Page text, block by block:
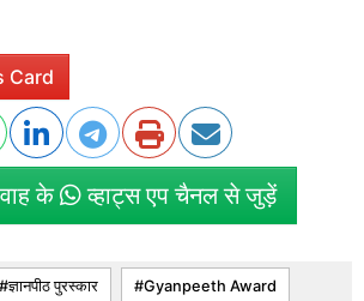
Card
के व्हाट्स एप चैनल से जुड़ें
ज्ञानपीठ पुरस्कार Gyanpeeth Award